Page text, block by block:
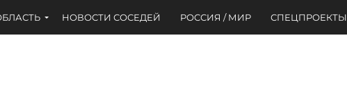
НОВОСТИ СОСЕДЕЙ РОССИЯ / МИР СПЕЦПРОЕКТЫ